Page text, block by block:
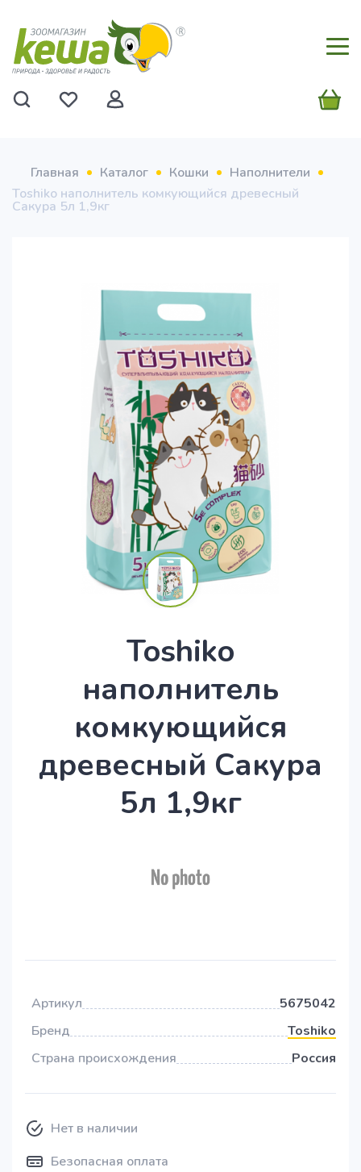
Главная Каталог Кошки
Наполнители
Toshiko наполнитель комкующийся древесный
Сакура 5л 1,9кг
Toshiko
наполнитель
комкующийся
древесный Сакура
5л 1,9кг
Артикул
5675042
Бренд
Toshiko
Страна происхождения
Россия
Нет в наличии
Безопасная оплата